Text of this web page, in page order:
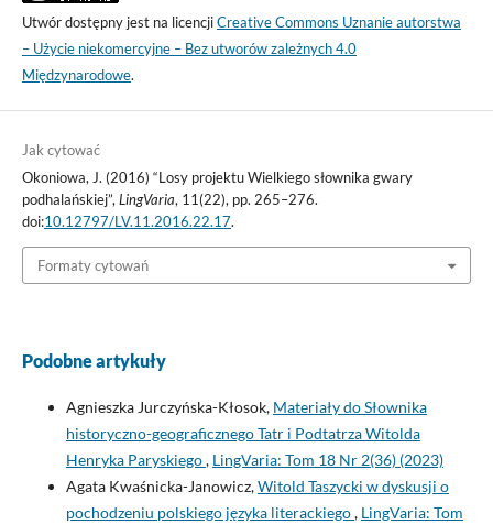
Utwór dostępny jest na licencjiCreative Commons Uznanie autorstwa
– Użycie niekomercyjne – Bez utworów zależnych 4.0
Międzynarodowe.
Jak cytować
Okoniowa, J. (2016) “Losy projektu Wielkiego słownika gwary
podhalańskiej”, LingVaria, 11(22), pp. 265–276.
doi:10.12797/LV.11.2016.22.17.
Formaty cytowań
Podobne artykuły
Agnieszka Jurczyńska-Kłosok, Materiały do Słownika
historyczno-geograficznego Tatr i Podtatrza Witolda
Henryka Paryskiego, LingVaria: Tom 18 Nr 2(36) (2023)
Agata Kwaśnicka-Janowicz,Witold Taszycki w dyskusji o
pochodzeniu polskiego języka literackiego, LingVaria: Tom